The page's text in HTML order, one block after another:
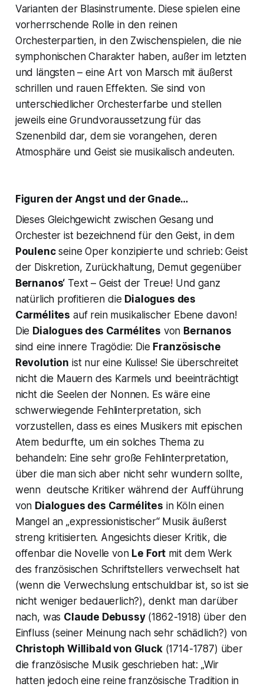
Varianten der Blasinstrumente. Diese spielen eine
vorherrschende Rolle in den reinen
Orchesterpartien, in den Zwischenspielen, die nie
symphonischen Charakter haben, außer im letzten
und längsten – eine Art von Marsch mit äußerst
schrillen und rauen Effekten. Sie sind von
unterschiedlicher Orchesterfarbe und stellen
jeweils eine Grundvoraussetzung für das
Szenenbild dar, dem sie vorangehen, deren
Atmosphäre und Geist sie musikalisch andeuten.
Figuren der Angst und der Gnade…
Dieses Gleichgewicht zwischen Gesang und
Orchester ist bezeichnend für den Geist, in dem
Poulencseine Oper konzipierte und schrieb: Geist
der Diskretion, Zurückhaltung, Demut gegenüber
Bernanos‘ Text – Geist der Treue! Und ganz
natürlich profitieren die Dialogues des
Carmélites auf rein musikalischer Ebene davon!
Die Dialogues des Carmélites von Bernanos
sind eine innere Tragödie: Die Französische
Revolution ist nur eine Kulisse! Sie überschreitet
nicht die Mauern des Karmels und beeinträchtigt
nicht die Seelen der Nonnen. Es wäre eine
schwerwiegende Fehlinterpretation, sich
vorzustellen, dass es eines Musikers mit epischen
Atem bedurfte, um ein solches Thema zu
behandeln: Eine sehr große Fehlinterpretation,
über die man sich aber nicht sehr wundern sollte,
wenn deutsche Kritiker während der Aufführung
von Dialogues des Carmélites in Köln einen
Mangel an „expressionistischer“ Musik äußerst
streng kritisierten. Angesichts dieser Kritik, die
offenbar die Novelle von Le Fort mit dem Werk
des französischen Schriftstellers verwechselt hat
(wenn die Verwechslung entschuldbar ist, so ist sie
nicht weniger bedauerlich?), denkt man darüber
nach, was Claude Debussy(1862-1918) über den
Einfluss (seiner Meinung nach sehr schädlich?) von
Christoph Willibald von Gluck(1714-1787) über
die französische Musik geschrieben hat: „Wir
hatten jedoch eine reine französische Tradition in